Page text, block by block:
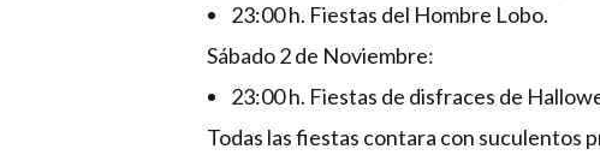
23:00 h. Fiestas del Hombre Lobo.
Sábado 2 de Noviembre:
23:00 h. Fiestas de disfraces de
Todas las fiestas contara con suculentos